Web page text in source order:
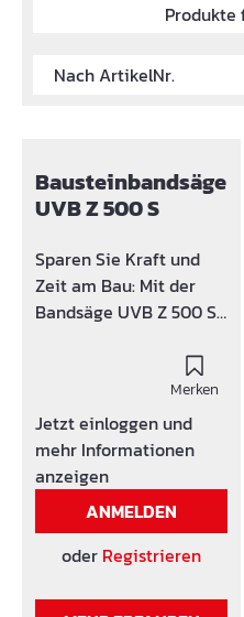
Produkte
Bausteinbandsäge
UVB Z 500 S
Sparen Sie Kraft und
Zeit am Bau: Mit der
Bandsäge UVB Z 500 S
und Porenbeton-Leicht,
Durisol und ISO-Span
schnell und präzise. Der
Einsatz dieser Maschine
ist ein echter Gewinn.
Die Investition
amortisiert sich in
kurzer Zeit! Vorteile:
Maschinenkörper
Merken
Jetzt einloggen und
mehr Informationen
anzeigen
ANMELDEN
oder Registrieren